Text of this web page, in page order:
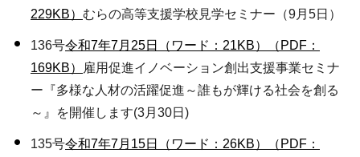
229KB） むらの高等支援学校見学セミナー（9月5日）
136号令和7年7月25日（ワード：21KB）
（PDF：
169KB）
雇用促進イノベーション創出支援事業セミナ
ー『多様な人材の活躍促進～誰もが輝ける社会を創る
～』を開催します(3月30日)
135号令和7年7月15日（ワード：26KB）
（PDF：